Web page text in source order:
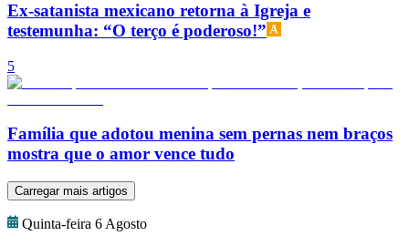
Ex-satanista mexicano retorna à Igreja e
testemunha: “O terço é poderoso!”
5
Família que adotou menina sem pernas nem braços
mostra que o amor vence tudo
Carregar mais artigos
Quinta-feira 6 Agosto